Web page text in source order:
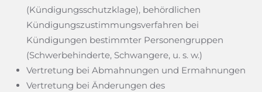
(Kündigungsschutzklage), behördlichen
Kündigungszustimmungsverfahren bei
Kündigungen bestimmter Personengruppen
(Schwerbehinderte, Schwangere, u. s. w.)
Vertretung bei Abmahnungen und Ermahnungen
Vertretung bei Änderungen des